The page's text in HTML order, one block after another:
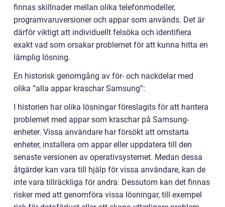
finnas skillnader mellan olika telefonmodeller,
programvaruversioner och appar som används. Det är
därför viktigt att individuellt felsöka och identifiera
exakt vad som orsakar problemet för att kunna hitta en
lämplig lösning.
En historisk genomgång av för- och nackdelar med
olika ”alla appar kraschar Samsung”:
I historien har olika lösningar föreslagits för att hantera
problemet med appar som kraschar på Samsung-
enheter. Vissa användare har försökt att omstarta
enheter, installera om appar eller uppdatera till den
senaste versionen av operativsystemet. Medan dessa
åtgärder kan vara till hjälp för vissa användare, kan de
inte vara tillräckliga för andra. Dessutom kan det finnas
risker med att genomföra vissa lösningar, till exempel